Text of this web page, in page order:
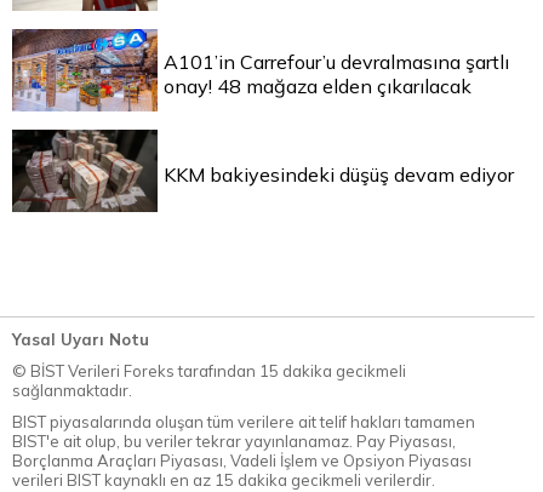
A101’in Carrefour’u devralmasına şartlı
onay! 48 mağaza elden çıkarılacak
KKM bakiyesindeki düşüş devam ediyor
Yasal Uyarı Notu
© BİST Verileri Foreks tarafından 15 dakika gecikmeli
sağlanmaktadır.
BIST piyasalarında oluşan tüm verilere ait telif hakları tamamen
BIST'e ait olup, bu veriler tekrar yayınlanamaz. Pay Piyasası,
Borçlanma Araçları Piyasası, Vadeli İşlem ve Opsiyon Piyasası
verileri BIST kaynaklı en az 15 dakika gecikmeli verilerdir.